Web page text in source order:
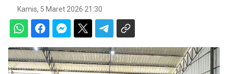
Kamis, 5 Maret 2026 21:30